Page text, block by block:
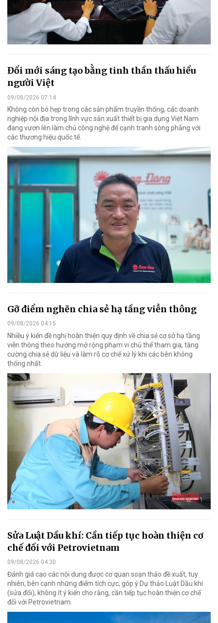
Đổi mới sáng tạo bằng tinh thần thấu hiểu
người Việt
09/08/2026 07:14
Không còn bó hẹp trong các sản phẩm truyền thống, các doanh
nghiệp nội địa trong lĩnh vực sản xuất thiết bị gia dụng Việt Nam
đang vươn lên làm chủ công nghệ để cạnh tranh sòng phẳng với
các thương hiệu quốc tế.
Gỡ điểm nghẽn chia sẻ hạ tầng viễn thông
09/08/2026 04:15
Nhiều ý kiến đề nghị hoàn thiện quy định về chia sẻ cơ sở hạ tầng
viễn thông theo hướng mở rộng phạm vi chủ thể tham gia, tăng
cường chia sẻ dữ liệu và làm rõ cơ chế xử lý khi các bên không
thống nhất.
Sửa Luật Dầu khí: Cần tiếp tục hoàn thiện cơ
chế đối với Petrovietnam
09/08/2026 04:30
Đánh giá cao các nội dung được cơ quan soạn thảo đề xuất, tuy
nhiên, bên cạnh những điểm tích cực, góp ý Dự thảo Luật Dầu khí
(sửa đổi), không ít ý kiến cho rằng, cần tiếp tục hoàn thiện cơ chế
đối với Petrovietnam.